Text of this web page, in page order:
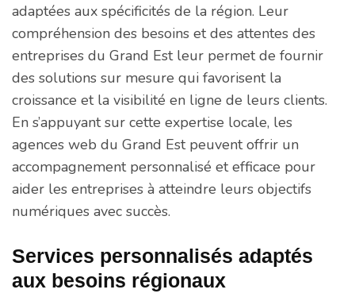
adaptées aux spécificités de la région. Leur
compréhension des besoins et des attentes des
entreprises du Grand Est leur permet de fournir
des solutions sur mesure qui favorisent la
croissance et la visibilité en ligne de leurs clients.
En s’appuyant sur cette expertise locale, les
agences web du Grand Est peuvent offrir un
accompagnement personnalisé et efficace pour
aider les entreprises à atteindre leurs objectifs
numériques avec succès.
Services personnalisés adaptés
aux besoins régionaux